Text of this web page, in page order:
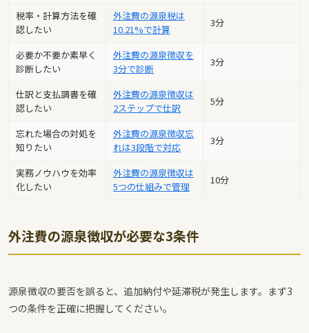
税率・計算方法を確
認したい
外注費の源泉税は
10.21%で計算
3分
必要か不要か素早く
診断したい
外注費の源泉徴収を
3分で診断
3分
仕訳と支払調書を確
認したい
外注費の源泉徴収は
2ステップで仕訳
5分
忘れた場合の対処を
知りたい
外注費の源泉徴収忘
れは3段階で対応
3分
実務ノウハウを効率
化したい
外注費の源泉徴収は
5つの仕組みで管理
10分
外注費の源泉徴収が必要な3条件
源泉徴収の要否を誤ると、追加納付や延滞税が発生します。まず3
つの条件を正確に把握してください。